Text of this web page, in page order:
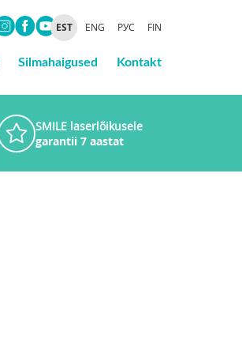
EST ENG РУС FIN
Silmahaigused Kontakt
SMILE laserlõikusele
garantii 7 aastat